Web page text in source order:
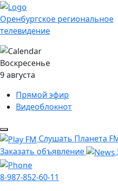
Оренбургское региональное
телевидение
Воскресенье
9 августа
Прямой эфир
Видеоблокнот
Слушать Планета
Заказать объявление
8-987-852-60-11